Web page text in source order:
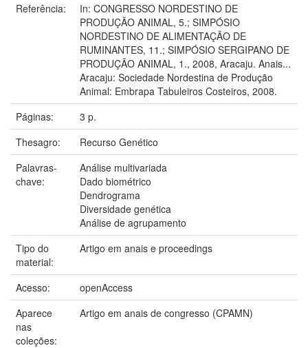
Referência:
In: CONGRESSO NORDESTINO DE
PRODUÇÃO ANIMAL, 5.; SIMPÓSIO
NORDESTINO DE ALIMENTAÇÃO DE
RUMINANTES, 11.; SIMPÓSIO SERGIPANO DE
PRODUÇÃO ANIMAL, 1., 2008, Aracaju. Anais...
Aracaju: Sociedade Nordestina de Produção
Animal: Embrapa Tabuleiros Costeiros, 2008.
Páginas:
3 p.
Thesagro:
Recurso Genético
Palavras-
chave:
Análise multivariada
Dado biométrico
Dendrograma
Diversidade genética
Análise de agrupamento
Tipo do
material:
Artigo em anais e proceedings
Acesso:
openAccess
Aparece
nas
coleções:
Artigo em anais de congresso (CPAMN)